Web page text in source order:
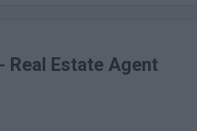
Real Estate Αgent